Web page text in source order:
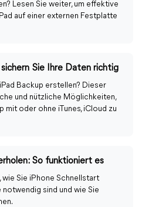
Lesen Sie weiter, um effektive
auf einer externen Festplatte
Sie Ihre Daten richtig
Backup erstellen? Dieser
und nützliche Möglichkeiten,
mit oder ohne iTunes, iCloud zu
So funktioniert es
wie Sie iPhone Schnellstart
sind und wie Sie